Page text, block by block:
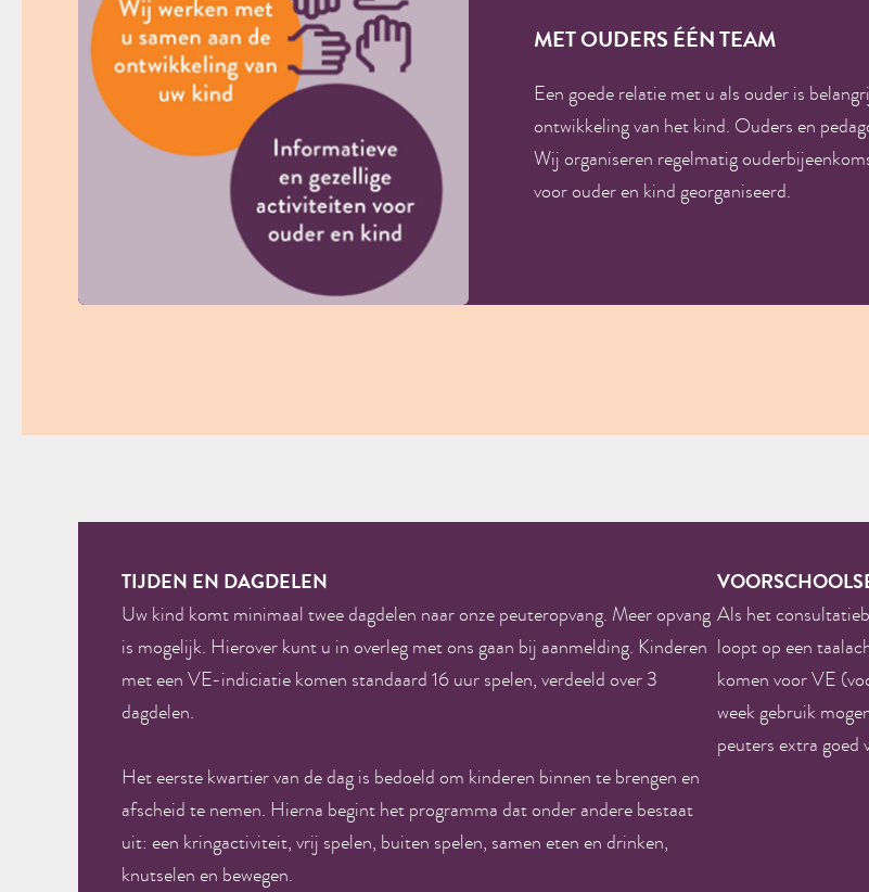
MET OUDERS ÉÉN TEAM
Een goede relatie met u als ouder is
ontwikkeling van het kind. Ouders en
Wij organiseren regelmatig
voor ouder en kind georganiseerd.
TIJDEN EN DAGDELEN
Uw kind komt minimaal twee dagdelen naar onze peuteropvang. Meer opvang
is mogelijk. Hierover kunt u in overleg met ons gaan bij aanmelding. Kinderen
met een VE-indiciatie komen standaard 16 uur spelen, verdeeld over 3
dagdelen.
Het eerste kwartier van de dag is bedoeld om kinderen binnen te brengen en
afscheid te nemen. Hierna begint het programma dat onder andere bestaat
uit: een kringactiviteit, vrij spelen, buiten spelen, samen eten en drinken,
knutselen en bewegen.
Als het
loopt op een
komen voor VE
week gebruik
peuters extra goed